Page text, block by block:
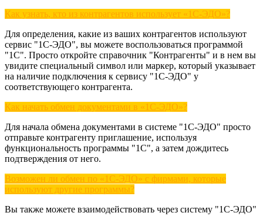
Как узнать, кто из контрагентов использует «1С-ЭДО»?
Для определения, какие из ваших контрагентов используют
сервис "1С-ЭДО", вы можете воспользоваться программой
"1С". Просто откройте справочник "Контрагенты" и в нем вы
увидите специальный символ или маркер, который указывает
на наличие подключения к сервису "1С-ЭДО" у
соответствующего контрагента.
Как начать обмен документами в «1С-ЭДО»?
Для начала обмена документами в системе "1С-ЭДО" просто
отправьте контрагенту приглашение, используя
функциональность программы "1С", а затем дождитесь
подтверждения от него.
Возможен ли обмен по «1С-ЭДО» с фирмами, которые
используют другие программы?
Вы также можете взаимодействовать через систему "1С-ЭДО"